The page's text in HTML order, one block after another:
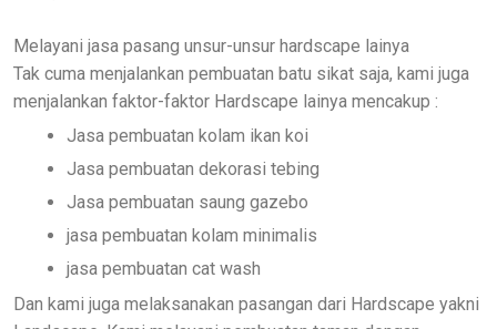
Melayani jasa pasang unsur-unsur hardscape lainya
Tak cuma menjalankan pembuatan batu sikat saja, kami juga
menjalankan faktor-faktor Hardscape lainya mencakup :
Jasa pembuatan kolam ikan koi
Jasa pembuatan dekorasi tebing
Jasa pembuatan saung gazebo
jasa pembuatan kolam minimalis
jasa pembuatan cat wash
Dan kami juga melaksanakan pasangan dari Hardscape yakni